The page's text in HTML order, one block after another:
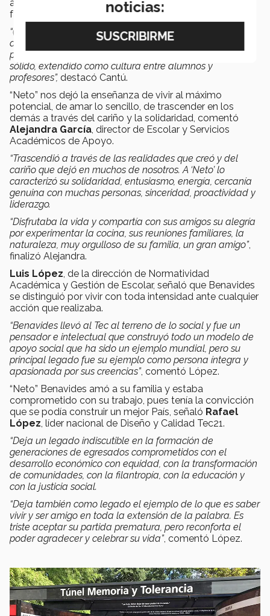
amistad, sinceridad, energía, su pasión por el trabajo,
familia y la vida.
“(Su legado) como persona es su ejemplo de luchar por
aquello que uno cree, sin descanso y sin excusa; como
profesional: un programa de sentido humano fuerte,
sólido, extendido como cultura entre alumnos y
profesores”, destacó Cantú.
“Neto” nos dejó la enseñanza de vivir al máximo
potencial, de amar lo sencillo, de trascender en los
demás a través del cariño y la solidaridad, comentó
Alejandra García , director de Escolar y Servicios
Académicos de Apoyo.
“Trascendió a través de las realidades que creó y del
cariño que dejó en muchos de nosotros. A ‘Neto’ lo
caracterizó su solidaridad, entusiasmo, energía, cercanía
genuina con muchas personas, sinceridad, proactividad y
liderazgo.
“Disfrutaba la vida y compartía con sus amigos su alegría
por experimentar la cocina, sus reuniones familiares, la
naturaleza, muy orgulloso de su familia, un gran amigo”,
finalizó Alejandra.
Luis López , de la dirección de Normatividad
Académica y Gestión de Escolar, señaló que Benavides
se distinguió por vivir con toda intensidad ante cualquier
acción que realizaba.
“Benavides llevó al Tec al terreno de lo social y fue un
pensador e intelectual que construyó todo un modelo de
apoyo social que ha sido un ejemplo mundial, pero su
principal legado fue su ejemplo como persona íntegra y
apasionada por sus creencias”, comentó López.
“Neto” Benavides amó a su familia y estaba
comprometido con su trabajo, pues tenía la convicción
que se podía construir un mejor País, señaló Rafael
López , líder nacional de Diseño y Calidad Tec21.
“Deja un legado indiscutible en la formación de
generaciones de egresados comprometidos con el
desarrollo económico con equidad, con la transformación
de comunidades, con la filantropía, con la educación y
con la justicia social.
“Deja también como legado el ejemplo de lo que es saber
vivir y ser amigo en toda la extensión de la palabra. Es
triste aceptar su partida prematura, pero reconforta el
poder agradecer y celebrar su vida”, comentó López.
noticias: